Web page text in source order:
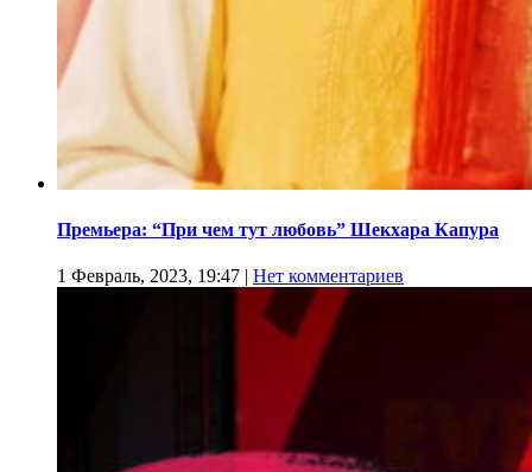
Премьера: “При чем тут любовь” Шекхара Капура
1 Февраль, 2023, 19:47 | Нет комментариев